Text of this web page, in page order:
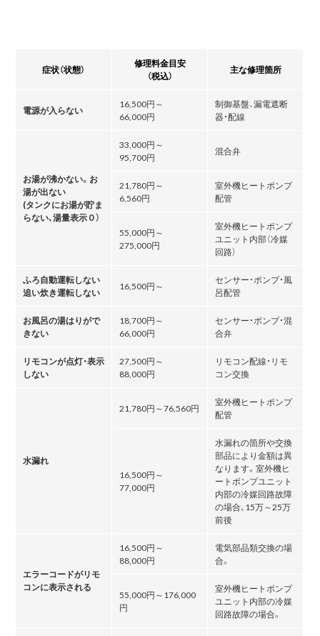
症状（状態）
修理料金目安
（税込）
主な修理箇所
電源が入らない
16,500円～
66,000円
制御基盤、漏電遮断
器・配線
お湯が沸かない。お
湯が出ない
(タンクにお湯が貯ま
らない､湯量表示０）
33,000円～
95,700円
混合弁
21,780円～
6,560円
室外機ヒートポンプ
配管
55,000円～
275,000円
室外機ヒートポンプ
ユニット内部（冷媒
回路）
ふろ自動運転しない
追い炊き運転しない
16,500円～
センサー・ポンプ・風
呂配管
お風呂の湯はりがで
きない
18,700円～
66,000円
センサー・ポンプ・混
合弁
リモコンが点灯・表示
しない
27,500円～
88,000円
リモコン配線・リモ
コン交換
水漏れ
21,780円～76,560円
室外機ヒートポンプ
配管
16,500円～
77,000円
水漏れの箇所や交換
部品により金額は異
なります。室外機ヒ
ートポンプユニット
内部の冷媒回路故障
の場合､15万～25万
前後
エラーコードがリモ
コンに表示される
16,500円～
88,000円
電気部品類交換の場
合。
55,000円～176,000
円
室外機ヒートポンプ
ユニット内部の冷媒
回路故障の場合。